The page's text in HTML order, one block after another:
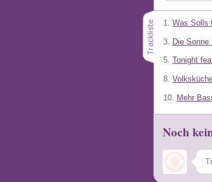
1. Was Solls
3. Die Sonne
5. Tonight
8.
10. Mehr
Noch